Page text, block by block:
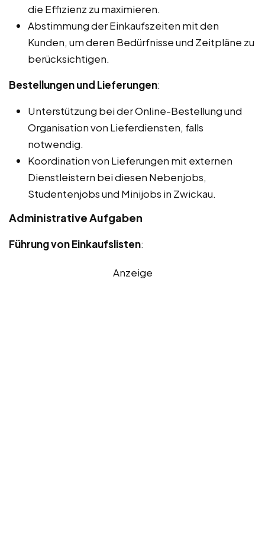
die Effizienz zu maximieren.
Abstimmung der Einkaufszeiten mit den
Kunden, um deren Bedürfnisse und Zeitpläne zu
berücksichtigen.
Bestellungen und Lieferungen:
Unterstützung bei der Online-Bestellung und
Organisation von Lieferdiensten, falls
notwendig.
Koordination von Lieferungen mit externen
Dienstleistern bei diesen Nebenjobs,
Studentenjobs und Minijobs in Zwickau.
Administrative Aufgaben
Führung von Einkaufslisten:
Anzeige